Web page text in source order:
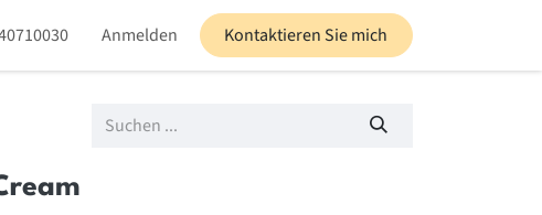
Blog
Anmelden Kontaktieren Sie mich